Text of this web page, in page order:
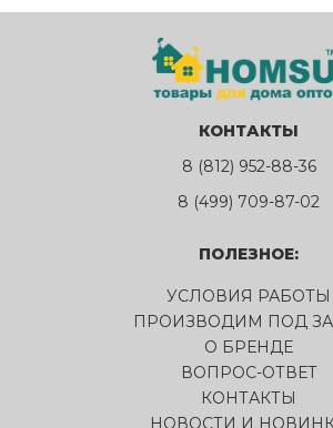
КОНТАКТЫ
8 (812) 952-88-36
8 (499) 709-87-02
ПОЛЕЗНОЕ:
УСЛОВИЯ РАБОТЫ
ПРОИЗВОДИМ ПОД
О БРЕНДЕ
ВОПРОС-ОТВЕТ
КОНТАКТЫ
НОВОСТИ И